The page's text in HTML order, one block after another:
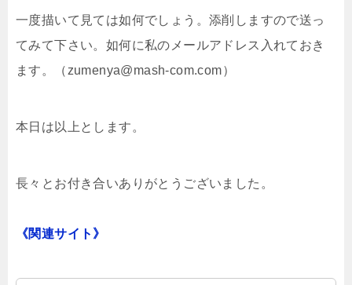
一度描いて見ては如何でしょう。添削しますので送っ
てみて下さい。如何に私のメールアドレス入れておき
ます。（zumenya@mash-com.com）
本日は以上とします。
長々とお付き合いありがとうございました。
《関連サイト》